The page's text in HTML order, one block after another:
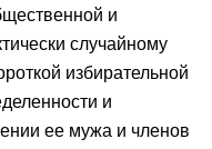
и
случайному
избирательной
и
ее мужа и членов